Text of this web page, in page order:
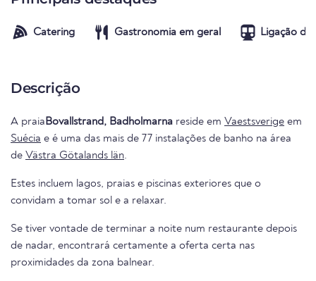
Catering Gastronomia em geral Ligação de
Descrição
A praiaBovallstrand, Badholmarna reside em Vaestsverige em
Suécia e é uma das mais de 77 instalações de banho na área
de Västra Götalands län.
Estes incluem lagos, praias e piscinas exteriores que o
convidam a tomar sol e a relaxar.
Se tiver vontade de terminar a noite num restaurante depois
de nadar, encontrará certamente a oferta certa nas
proximidades da zona balnear.